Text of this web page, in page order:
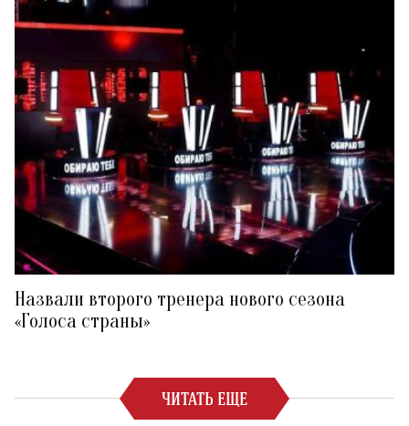
Назвали второго тренера нового сезона
«Голоса страны»
ЧИТАТЬ ЕЩЕ